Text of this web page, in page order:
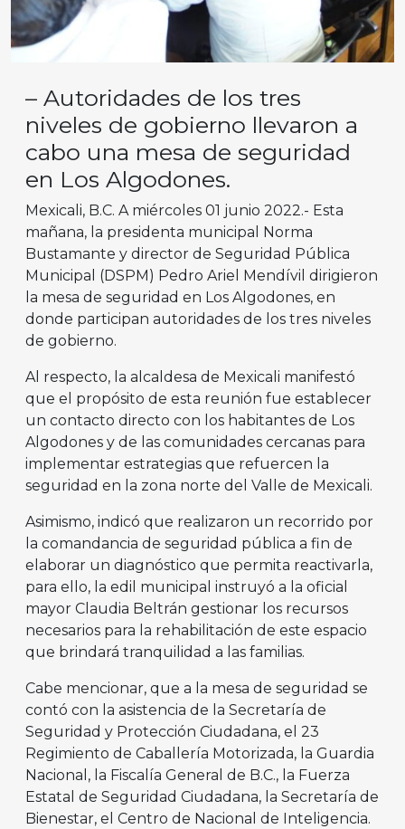
– Autoridades de los tres
niveles de gobierno llevaron a
cabo una mesa de seguridad
en Los Algodones.
Mexicali, B.C. A miércoles 01 junio 2022.- Esta
mañana, la presidenta municipal Norma
Bustamante y director de Seguridad Pública
Municipal (DSPM) Pedro Ariel Mendívil dirigieron
la mesa de seguridad en Los Algodones, en
donde participan autoridades de los tres niveles
de gobierno.
Al respecto, la alcaldesa de Mexicali manifestó
que el propósito de esta reunión fue establecer
un contacto directo con los habitantes de Los
Algodones y de las comunidades cercanas para
implementar estrategias que refuercen la
seguridad en la zona norte del Valle de Mexicali.
Asimismo, indicó que realizaron un recorrido por
la comandancia de seguridad pública a fin de
elaborar un diagnóstico que permita reactivarla,
para ello, la edil municipal instruyó a la oficial
mayor Claudia Beltrán gestionar los recursos
necesarios para la rehabilitación de este espacio
que brindará tranquilidad a las familias.
Cabe mencionar, que a la mesa de seguridad se
contó con la asistencia de la Secretaría de
Seguridad y Protección Ciudadana, el 23
Regimiento de Caballería Motorizada, la Guardia
Nacional, la Fiscalía General de B.C., la Fuerza
Estatal de Seguridad Ciudadana, la Secretaría de
Bienestar, el Centro de Nacional de Inteligencia.